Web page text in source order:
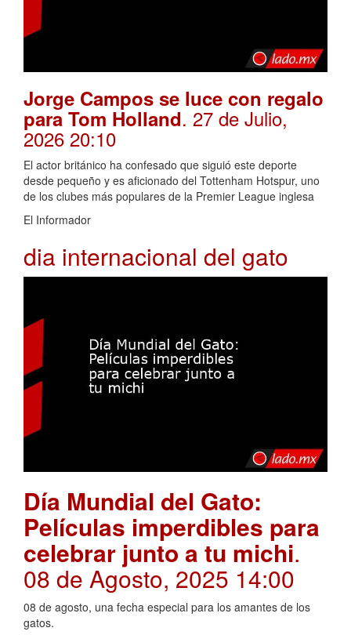
Jorge Campos se luce con regalo
para Tom Holland. 27 de Julio,
2026 20:10
El actor británico ha confesado que siguió este deporte
desde pequeño y es aficionado del Tottenham Hotspur, uno
de los clubes más populares de la Premier League inglesa
El Informador
dia internacional del gato
Día Mundial del Gato:
Películas imperdibles para
celebrar junto a tu michi.
08 de Agosto, 2025 14:00
08 de agosto, una fecha especial para los amantes de los
gatos.